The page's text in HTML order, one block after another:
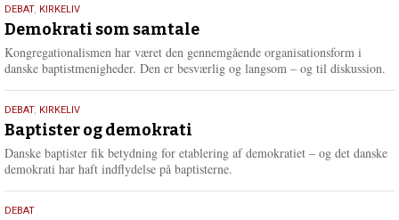
18.
maj
2026
DEBAT, KIRKELIV
Demokrati som samtale
Kongregationalismen har været den gennemgående organisationsform i
danske baptistmenigheder. Den er besværlig og langsom – og til diskussion.
18.
maj
2026
DEBAT, KIRKELIV
Baptister og demokrati
Danske baptister fik betydning for etablering af demokratiet – og det danske
demokrati har haft indflydelse på baptisterne.
18.
DEBAT